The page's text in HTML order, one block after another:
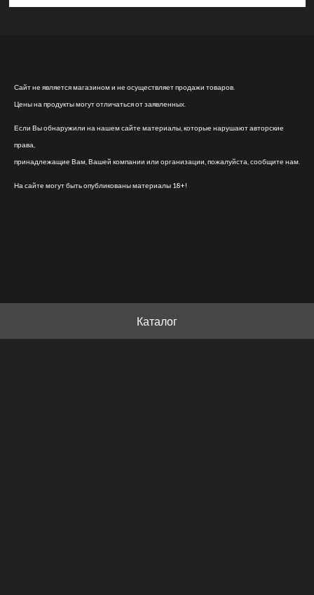
Сайт не является магазином и не осуществляет продажи товаров.
Цены на продукты могут отличаться от заявленных.
Если Вы обнаружили на нашем сайте материалы, которые нарушают авторские
права,
принадлежащие Вам, Вашей компании или организации, пожалуйста, сообщите нам.
На сайте могут быть опубликованы материалы 18+!
Каталог